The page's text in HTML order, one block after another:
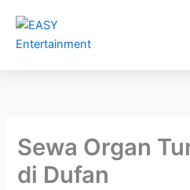
konten
Sewa Organ
di Dufan